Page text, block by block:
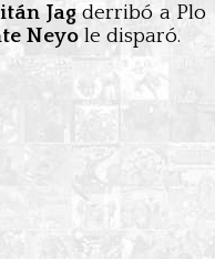
Jagderribó a Plo
Neyo le disparó.